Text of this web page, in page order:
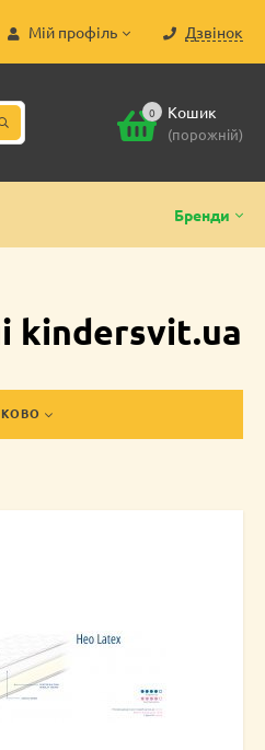
Мій профіль Дзвінок
0 Кошик
(порожній)
Бренди
kindersvit.ua